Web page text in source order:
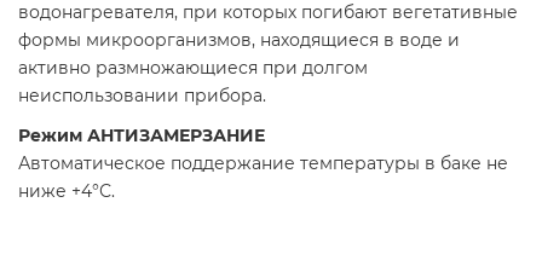
водонагревателя, при которых погибают вегетативные
формы микроорганизмов, находящиеся в воде и
активно размножающиеся при долгом
неиспользовании прибора.
Режим АНТИЗАМЕРЗАНИЕ
Автоматическое поддержание температуры в баке не
ниже +4°С.